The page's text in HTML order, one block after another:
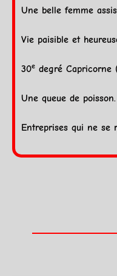
Une belle femme
Vie paisible et
30e degré Capricorne
Une queue de
Entreprises qui ne se